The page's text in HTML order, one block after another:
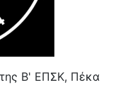
Β' ΕΠΣΚ, Πέκα